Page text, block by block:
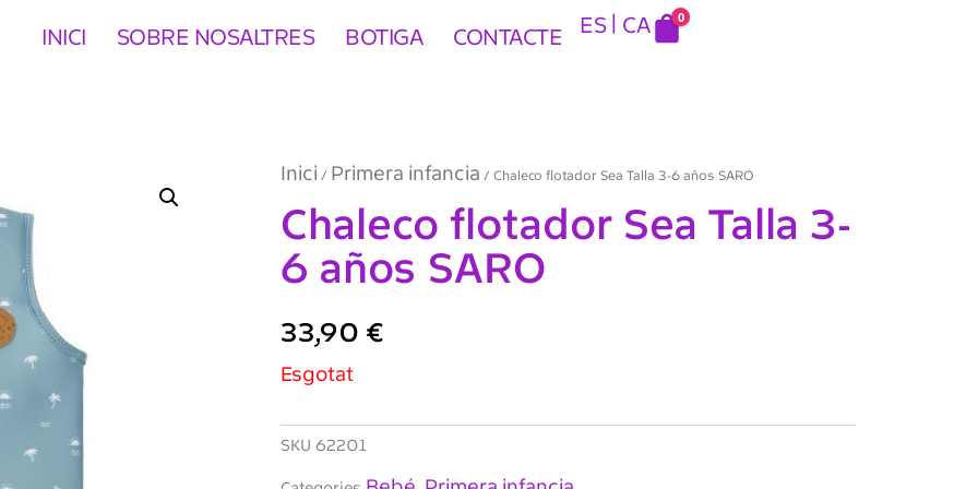
INICI SOBRE NOSALTRES BOTIGA CONTACTE ES CA 0
Inici / Primera infancia / Chaleco flotador Sea Talla 3-6 años SARO
Chaleco flotador Sea Talla 3-
6 años SARO
33,90 €
Esgotat
SKU 62201